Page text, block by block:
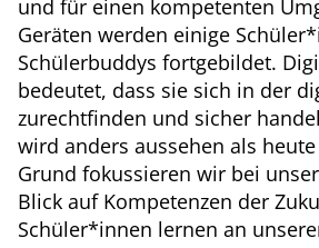
und für einen kompetenten
Geräten werden einige
Schülerbuddys fortgebildet.
bedeutet, dass sie sich in der
zurechtfinden und sicher
wird anders aussehen als
Grund fokussieren wir bei
Blick auf Kompetenzen der
Schüler*innen lernen an